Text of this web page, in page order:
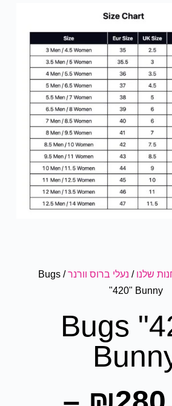
שלנו / נעלי ברוס וורנר
/ Bugs
"420" Bunny
Bugs